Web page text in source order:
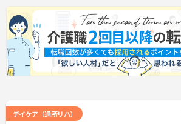
デイケア（通所リハ）